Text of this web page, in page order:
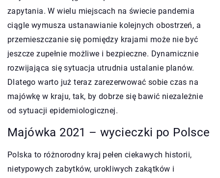
zapytania. W wielu miejscach na świecie pandemia
ciągle wymusza ustanawianie kolejnych obostrzeń, a
przemieszczanie się pomiędzy krajami może nie być
jeszcze zupełnie możliwe i bezpieczne. Dynamicznie
rozwijająca się sytuacja utrudnia ustalanie planów.
Dlatego warto już teraz zarezerwować sobie czas na
majówkę w kraju, tak, by dobrze się bawić niezależnie
od sytuacji epidemiologicznej.
Majówka 2021 – wycieczki po Polsce
Polska to różnorodny kraj pełen ciekawych historii,
nietypowych zabytków, urokliwych zakątków i